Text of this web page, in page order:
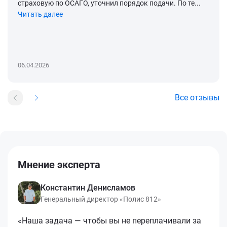
страховую по ОСАГО, уточнил порядок подачи. По те...
Читать далее
06.04.2026
Все отзывы
Мнение эксперта
Константин Денисламов
Генеральный директор «Полис 812»
«Наша задача — чтобы вы не переплачивали за